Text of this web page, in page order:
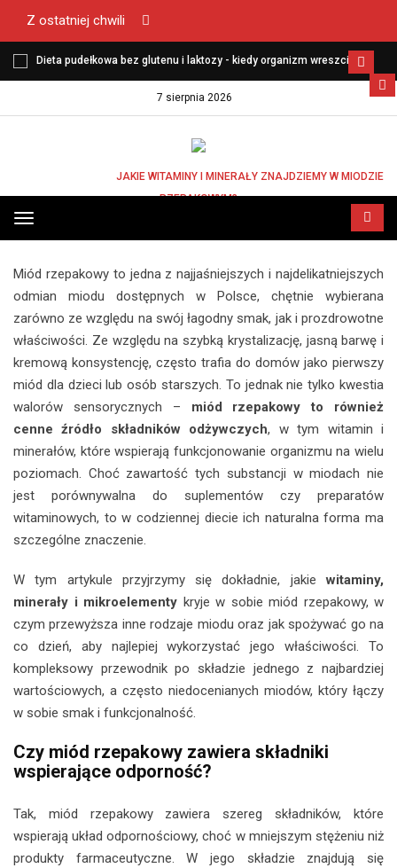
Z ostatniej chwili
Dieta pudełkowa bez glutenu i laktozy - kiedy organizm wreszcie
7 sierpnia 2026
Przełącz
menu
JAKIE WITAMINY I MINERAŁY ZNAJDZIEMY W MIODZIE
RZEPAKOWYM?
JAKIE WITAMINY I MINERAŁY ZNAJDZIEMY
W MIODZIE RZEPAKOWYM?
Miód rzepakowy to jedna z najjaśniejszych i najdelikatniejszych
odmian miodu dostępnych w Polsce, chętnie wybierana
zarówno ze względu na swój łagodny smak, jak i prozdrowotne
właściwości. Ze względu na szybką krystalizację, jasną barwę i
kremową konsystencję, często trafia do domów jako pierwszy
miód dla dzieci lub osób starszych. To jednak nie tylko kwestia
walorów sensorycznych – miód rzepakowy to również
cenne źródło składników odżywczych, w tym witamin i
minerałów, które wspierają funkcjonowanie organizmu na wielu
poziomach. Choć zawartość tych substancji w miodach nie
jest porównywalna do suplementów czy preparatów
witaminowych, to w codziennej diecie ich naturalna forma ma
szczególne znaczenie.
W tym artykule przyjrzymy się dokładnie, jakiewitaminy,
minerały i mikroelementy kryje w sobie miód rzepakowy, w
czym przewyższa inne rodzaje miodu oraz jak spożywać go na
co dzień, aby najlepiej wykorzystać jego właściwości. To
kompleksowy przewodnik po składzie jednego z najbardziej
wartościowych, a często niedocenianych miodów, który łączy
w sobie smak i funkcjonalność.
Czy miód rzepakowy zawiera składniki
wspierające odporność?
Tak, miód rzepakowy zawiera szereg składników, które
wspierają układ odpornościowy, choć w mniejszym stężeniu niż
produkty farmaceutyczne. W jego składzie znajdują się